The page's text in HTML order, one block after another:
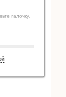
галочку.